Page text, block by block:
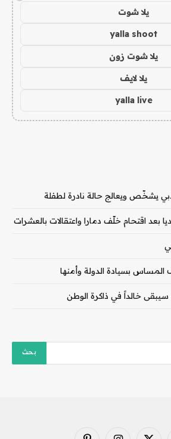
يلا شوت
yalla shoot
يلا شوت زون
يلا لايف
yalla live
يشخّص ويعالج حالة نادرة لطفلة
بعد اقتحام خلّف دمارا واعتقالات بالعشرات
بسيادة الدولة وأمنها
سيبقى خالداً في ذاكرة الوطن